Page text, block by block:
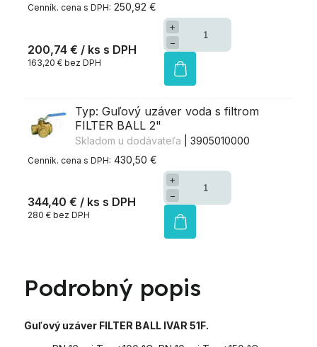
250,92 €
200,74 € / ks
163,20 € bez DPH
+
−
Typ: Guľový uzáver voda s filtrom
FILTER BALL 2"
Skladom u dodávateľa
| 3905010000
430,50 €
344,40 € / ks
280 € bez DPH
+
−
Podrobný popis
Guľový uzáver FILTER BALL IVAR 51F.